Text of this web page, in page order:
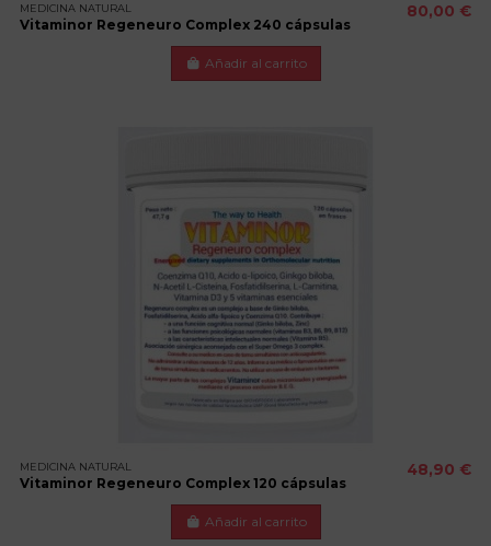
MEDICINA NATURAL
Vitaminor Regeneuro Complex 240 cápsulas
80,00 €
Añadir al carrito
MEDICINA NATURAL
Vitaminor Regeneuro Complex 120 cápsulas
48,90 €
Añadir al carrito